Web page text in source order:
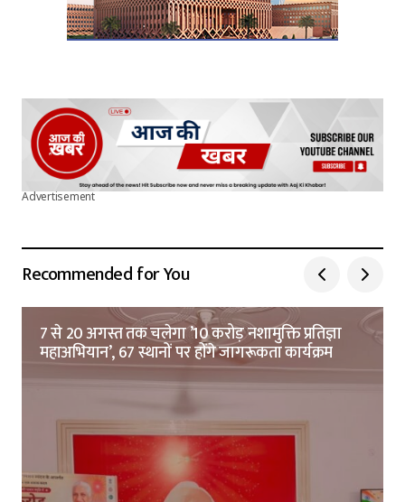
Advertisement
Recommended for You
7 से 20 अगस्त तक चलेगा ’10 करोड़ नशामुक्ति प्रतिज्ञा
महाअभियान’, 67 स्थानों पर होंगे जागरूकता कार्यक्रम